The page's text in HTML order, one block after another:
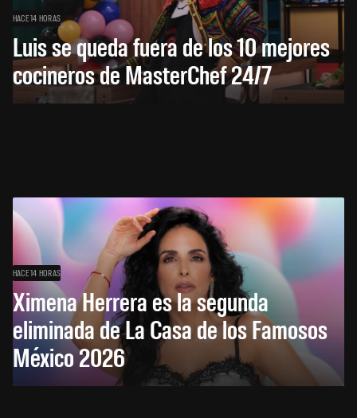
HACE 14 HORAS
Luis se queda fuera de los 10 mejores
cocineros de MasterChef 24/7
HACE 14 HORAS
Ximena Herrera es la segunda
eliminada de La Casa de los Famosos
México 2026